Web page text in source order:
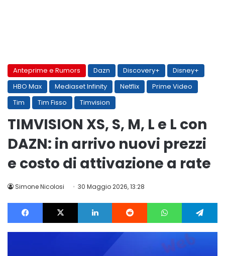
Anteprime e Rumors Dazn Discovery+
Disney+
HBO Max
Mediaset Infinity Netflix
Prime Video
Tim
Tim Fisso Timvision
TIMVISION XS, S, M, L e L con
DAZN: in arrivo nuovi prezzi
e costo di attivazione a rate
Simone Nicolosi 30 Maggio 2026, 13:28
Facebook X LinkedIn Reddit WhatsApp